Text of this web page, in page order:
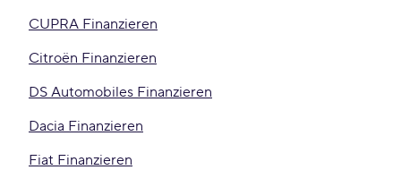
CUPRA Finanzieren
Citroën Finanzieren
DS Automobiles Finanzieren
Dacia Finanzieren
Fiat Finanzieren